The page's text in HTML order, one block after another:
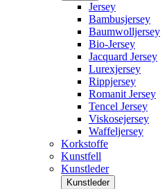
Jersey
Bambusjersey
Baumwolljersey
Bio-Jersey
Jacquard Jersey
Lurexjersey
Rippjersey
Romanit Jersey
Tencel Jersey
Viskosejersey
Waffeljersey
Korkstoffe
Kunstfell
Kunstleder
Kunstleder